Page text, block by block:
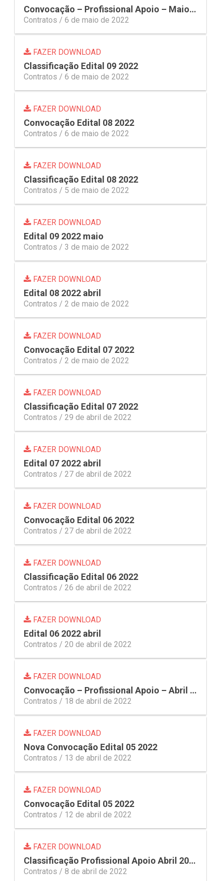
Convocação – Profissional Apoio – Maio1 Res 15 2022
Contratos / 6 de maio de 2022
FAZER DOWNLOAD
Classificação Edital 09 2022
Contratos / 6 de maio de 2022
FAZER DOWNLOAD
Convocação Edital 08 2022
Contratos / 6 de maio de 2022
FAZER DOWNLOAD
Classificação Edital 08 2022
Contratos / 5 de maio de 2022
FAZER DOWNLOAD
Edital 09 2022 maio
Contratos / 3 de maio de 2022
FAZER DOWNLOAD
Edital 08 2022 abril
Contratos / 2 de maio de 2022
FAZER DOWNLOAD
Convocação Edital 07 2022
Contratos / 2 de maio de 2022
FAZER DOWNLOAD
Classificação Edital 07 2022
Contratos / 29 de abril de 2022
FAZER DOWNLOAD
Edital 07 2022 abril
Contratos / 27 de abril de 2022
FAZER DOWNLOAD
Convocação Edital 06 2022
Contratos / 27 de abril de 2022
FAZER DOWNLOAD
Classificação Edital 06 2022
Contratos / 26 de abril de 2022
FAZER DOWNLOAD
Edital 06 2022 abril
Contratos / 20 de abril de 2022
FAZER DOWNLOAD
Convocação – Profissional Apoio – Abril 1 Res 15 2022
Contratos / 18 de abril de 2022
FAZER DOWNLOAD
Nova Convocação Edital 05 2022
Contratos / 13 de abril de 2022
FAZER DOWNLOAD
Convocação Edital 05 2022
Contratos / 12 de abril de 2022
FAZER DOWNLOAD
Classificação Profissional Apoio Abril 2022
Contratos / 8 de abril de 2022